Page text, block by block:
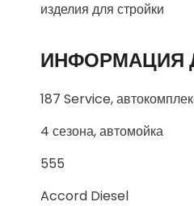
изделия для стройки
ИНФОРМАЦИЯ
187 Service,
4 сезона, автомойка
555
Accord Diesel